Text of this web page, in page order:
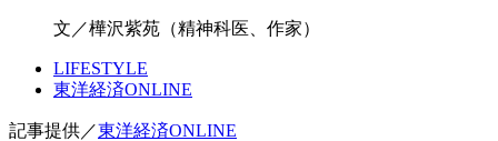
文／樺沢紫苑（精神科医、作家）
LIFESTYLE
東洋経済ONLINE
記事提供／東洋経済ONLINE